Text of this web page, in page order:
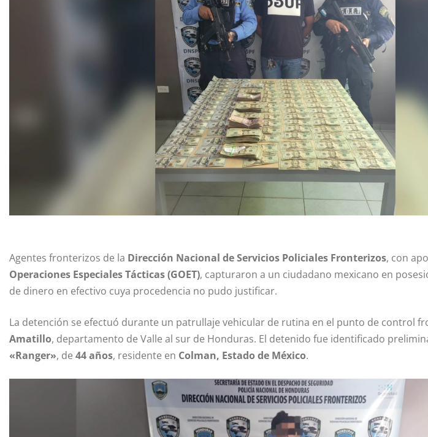
Agentes fronterizos de la Dirección Nacional de Servicios Policiales Fronterizos, con
Operaciones Especiales Tácticas (GOET), capturaron a un ciudadano mexicano en
de dinero en efectivo cuya procedencia no pudo justificar.
La detención se efectuó durante un patrullaje vehicular de rutina en el punto de control
Amatillo, departamento de Valle al sur de Honduras. El detenido fue identificado
«Ranger», de 44 años, residente en Colman, Estado de México.